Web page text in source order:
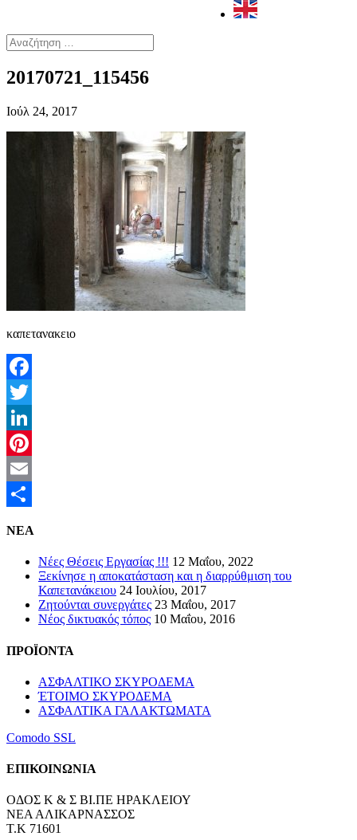
20170721_115456
Ιούλ 24, 2017
καπετανακειο
Facebook
Twitter
LinkedIn
Pinterest
Email
NEA
Νέες Θέσεις Εργασίας !!! 12 Μαΐου, 2022
Ξεκίνησε η αποκατάσταση και η διαρρύθμιση του
Καπετανάκειου 24 Ιουλίου, 2017
Ζητούνται συνεργάτες 23 Μαΐου, 2017
Νέος δικτυακός τόπος 10 Μαΐου, 2016
ΠΡΟΪΟΝΤΑ
ΑΣΦΑΛΤΙΚΟ ΣΚΥΡΟΔΕΜΑ
ΈΤΟΙΜΟ ΣΚΥΡΟΔΕΜΑ
ΑΣΦΑΛΤΙΚΑ ΓΑΛΑΚΤΩΜΑΤΑ
Comodo SSL
ΕΠΙΚΟΙΝΩΝΙΑ
ΟΔΟΣ Κ & Σ ΒΙ.ΠΕ ΗΡΑΚΛΕΙΟΥ
ΝΕΑ ΑΛΙΚΑΡΝΑΣΣΟΣ
Τ.Κ 71601